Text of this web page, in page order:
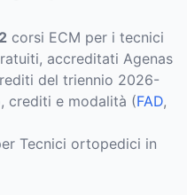
corsi ECM per i tecnici
, accreditati Agenas
del triennio 2026-
crediti e modalità (FAD,
Tecnici ortopedici in